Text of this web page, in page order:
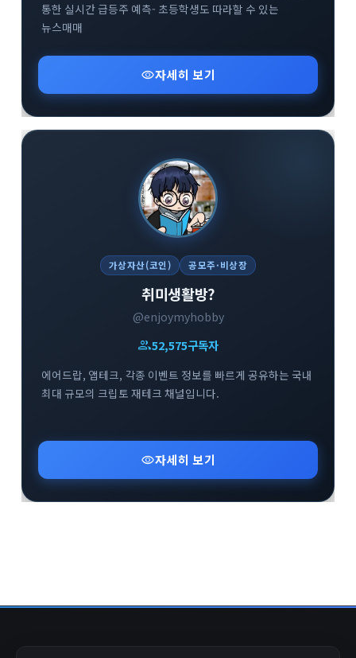
통한 실시간 급등주 예측- 초등학생도 따라할 수 있는
뉴스매매
visibility자세히 보기
가상자산(코인) 공모주·비상장
취미생활방?
@enjoymyhobby
group52,575구독자
에어드랍, 앱테크, 각종 이벤트 정보를 빠르게 공유하는 국내
최대 규모의 크립토 재테크 채널입니다.
visibility자세히 보기